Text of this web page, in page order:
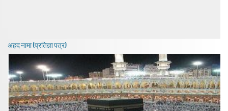
अहद नामा (प्रतिज्ञा पत्र)